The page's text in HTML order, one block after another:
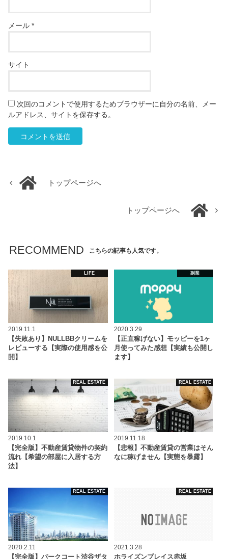
メール*
サイト
次回のコメントで使用するためブラウザーに自分の名前、メー
ルアドレス、サイトを保存する。
トップページへ
トップページへ
RECOMMEND こちらの記事も人気です。
LIFE
2019.11.1
【失敗あり】NULLBBクリームを
レビューする【実際の使用感を公
開】
副業
2020.3.29
【正直稼げない】モッピーを1ヶ
月使ってみた感想【実績も公開し
ます】
REAL ESTATE
2019.10.1
【完全版】不動産賃貸物件の契約
流れ【希望の部屋に入居する方
法】
REAL ESTATE
2019.11.18
【悲報】不動産賃貸の営業はそん
なに稼げません【実態を暴露】
REAL ESTATE
2020.2.11
【完全版】パークコート渋谷ザタ
REAL ESTATE
2021.3.28
ホライズンプレイス赤坂